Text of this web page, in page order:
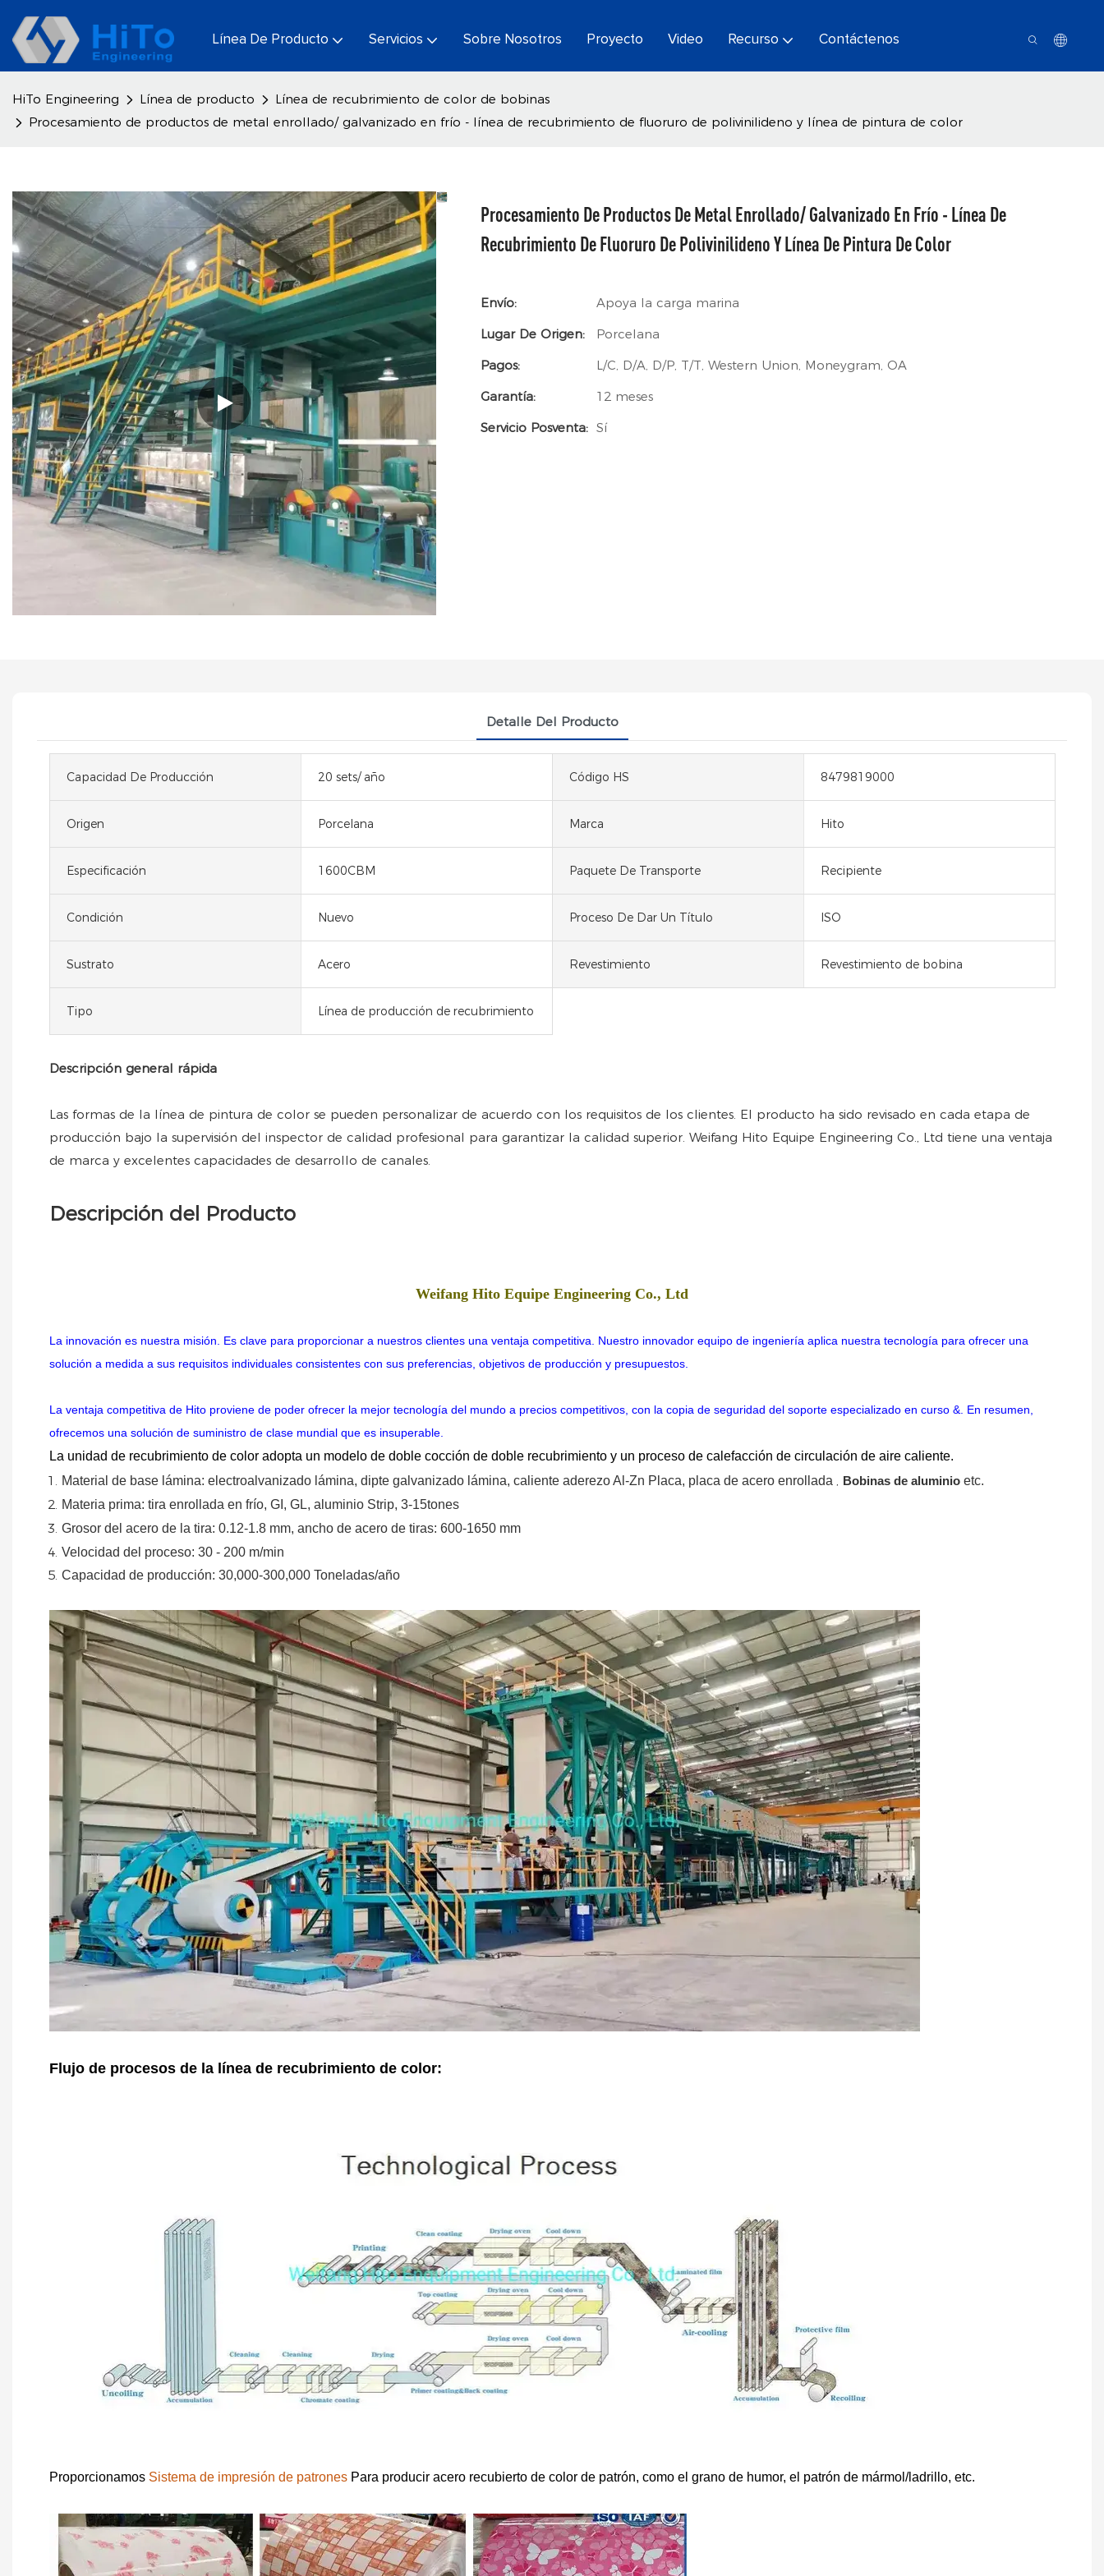
Línea De Producto Servicios Sobre Nosotros Proyecto Video Recurso Contáctenos
HiTo Engineering Línea de producto
Línea de recubrimiento de color de bobinas
Procesamiento de productos de metal enrollado/ galvanizado en frío - línea de recubrimiento de fluoruro de polivinilideno y línea de pintura de color
Procesamiento De Productos De Metal Enrollado/ Galvanizado En Frío - Línea De
Recubrimiento De Fluoruro De Polivinilideno Y Línea De Pintura De Color
Envío:
Apoya la carga marina
Lugar De Origen:
Porcelana
Pagos:
L/C, D/A, D/P, T/T, Western Union, Moneygram, OA
Garantía:
12 meses
Servicio Posventa: Sí
Detalle Del Producto
Capacidad De Producción 20 sets/ año Código HS 8479819000
Origen Porcelana Marca Hito
Especificación 1600CBM Paquete De Transporte Recipiente
Condición Nuevo Proceso De Dar Un Título ISO
Sustrato Acero Revestimiento Revestimiento de bobina
Tipo Línea de producción de recubrimiento
Descripción general rápida
Las formas de la línea de pintura de color se pueden personalizar de acuerdo con los requisitos de los clientes. El producto ha sido revisado en cada etapa de
producción bajo la supervisión del inspector de calidad profesional para garantizar la calidad superior. Weifang Hito Equipe Engineering Co., Ltd tiene una ventaja
de marca y excelentes capacidades de desarrollo de canales.
Descripción del Producto
Weifang Hito Equipe Engineering Co., Ltd
La innovación es nuestra misión. Es clave para proporcionar a nuestros clientes una ventaja competitiva. Nuestro innovador equipo de ingeniería aplica nuestra tecnología para ofrecer una
solución a medida a sus requisitos individuales consistentes con sus preferencias, objetivos de producción y presupuestos.
La ventaja competitiva de Hito proviene de poder ofrecer la mejor tecnología del mundo a precios competitivos, con la copia de seguridad del soporte especializado en curso &. En resumen,
ofrecemos una solución de suministro de clase mundial que es insuperable.
La unidad de recubrimiento de color adopta un modelo de doble cocción de doble recubrimiento y un proceso de calefacción de circulación de aire caliente.
Material de base lámina: electroalvanizado lámina, dipte galvanizado lámina, caliente aderezoAl-Zn Placa, placa de acero enrollada , Bobinas de aluminio etc.
Materia prima: tira enrollada en frío, GI, GL, aluminio Strip, 3-15tones
Grosor del acero de la tira: 0.12-1.8 mm, ancho de acero de tiras: 600-1650 mm
Velocidad del proceso: 30 - 200 m/min
Capacidad de producción: 30,000-300,000 Toneladas/año
Flujo de procesos de la línea de recubrimiento de color:
Proporcionamos Sistema de impresión de patrones Para producir acero recubierto de color de patrón, como el grano de humor, el patrón de mármol/ladrillo, etc.